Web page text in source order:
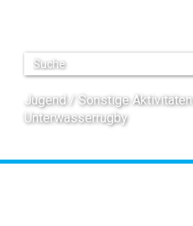
Jugend Sonstige Aktivitäten
Unterwasserrugby